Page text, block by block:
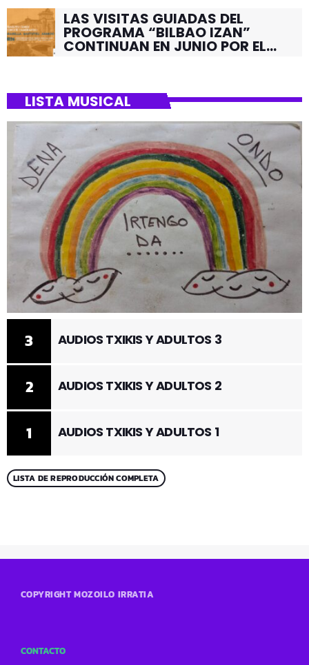
LAS VISITAS GUIADAS DEL
PROGRAMA “BILBAO IZAN”
CONTINUAN EN JUNIO POR EL
LISTA MUSICAL
1 AUDIOS TXIKIS Y ADULTOS 1
2 AUDIOS TXIKIS Y ADULTOS 2
3 AUDIOS TXIKIS Y ADULTOS 3
LISTA DE REPRODUCCIÓN COMPLETA
COPYRIGHT MOZOILO IRRATIA
CONTACTO